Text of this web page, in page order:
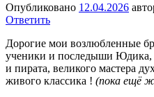
Опубликовано 12.04.2026
Ответить
Дорогие мои возлюбленные
ученики и последыши Юдика,
и пирата, великого мастера
живого классика ! (пока ещё